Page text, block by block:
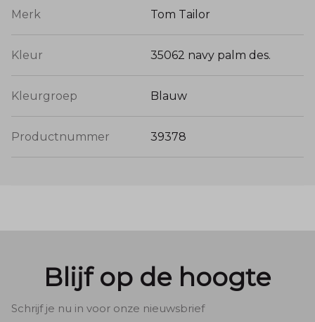
Merk Tom Tailor
Kleur 35062 navy palm des.
Kleurgroep Blauw
Productnummer 39378
Blijf op de hoogte
Schrijf je nu in voor onze nieuwsbrief